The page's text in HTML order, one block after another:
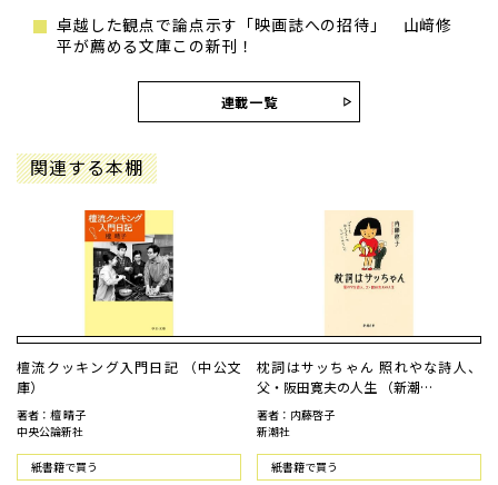
卓越した観点で論点示す「映画誌への招待」 山﨑修
平が薦める文庫この新刊！
連載一覧
関連する本棚
檀流クッキング入門日記 （中公文
庫）
著者：檀 晴子
中央公論新社
紙書籍で買う
枕詞はサッちゃん 照れやな詩人、
父・阪田寛夫の人生 （新潮…
著者：内藤啓子
新潮社
紙書籍で買う